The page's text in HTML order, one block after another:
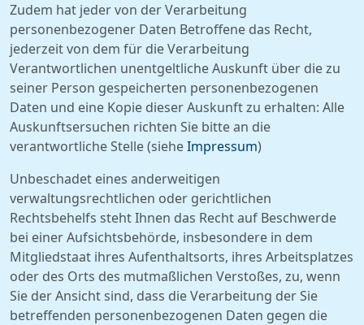
Zudem hat jeder von der Verarbeitung
personenbezogener Daten Betroffene das Recht,
jederzeit von dem für die Verarbeitung
Verantwortlichen unentgeltliche Auskunft über die zu
seiner Person gespeicherten personenbezogenen
Daten und eine Kopie dieser Auskunft zu erhalten: Alle
Auskunftsersuchen richten Sie bitte an die
verantwortliche Stelle (sieheImpressum)
Unbeschadet eines anderweitigen
verwaltungsrechtlichen oder gerichtlichen
Rechtsbehelfs steht Ihnen das Recht auf Beschwerde
bei einer Aufsichtsbehörde, insbesondere in dem
Mitgliedstaat ihres Aufenthaltsorts, ihres Arbeitsplatzes
oder des Orts des mutmaßlichen Verstoßes, zu, wenn
Sie der Ansicht sind, dass die Verarbeitung der Sie
betreffenden personenbezogenen Daten gegen die